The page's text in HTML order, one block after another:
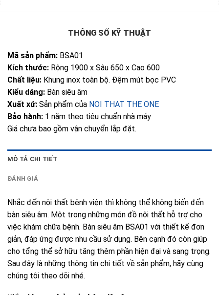
THÔNG SỐ KỸ THUẬT
Mã sản phẩm: BSA01
Kích thước: Rộng 1900 x Sâu 650 x Cao 600
Chất liệu: Khung inox toàn bộ. Đệm mút bọc PVC
Kiểu dáng: Bàn siêu âm
Xuất xứ: Sản phẩm của NOI THAT THE ONE
Bảo hành: 1 năm theo tiêu chuẩn nhà máy
Giá chưa bao gồm vận chuyển lắp đặt.
MÔ TẢ CHI TIẾT
ĐÁNH GIÁ